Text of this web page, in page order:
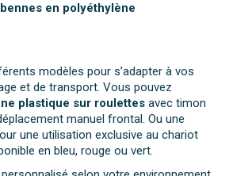
en polyéthylène
modèles pour s’adapter à vos
et de transport. Vous pouvez
plastique sur roulettes avec timon
manuel frontal. Ou une
une utilisation exclusive au chariot
en bleu, rouge ou vert.